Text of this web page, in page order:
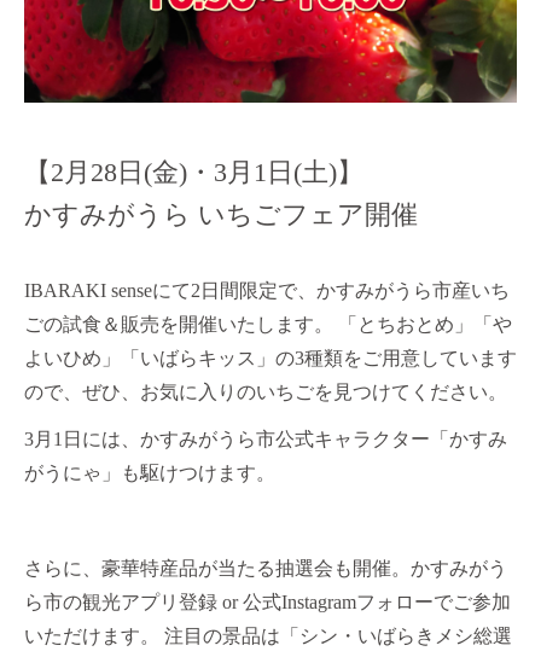
【2月28日(金)・3月1日(土)】
かすみがうら いちごフェア開催
IBARAKI senseにて2日間限定で、かすみがうら市産いち
ごの試食＆販売を開催いたします。 「とちおとめ」「や
よいひめ」「いばらキッス」の3種類をご用意しています
ので、ぜひ、お気に入りのいちごを見つけてください。
3月1日には、かすみがうら市公式キャラクター「かすみ
がうにゃ」も駆けつけます。
さらに、豪華特産品が当たる抽選会も開催。かすみがう
ら市の観光アプリ登録 or 公式Instagramフォローでご参加
いただけます。 注目の景品は「シン・いばらきメシ総選